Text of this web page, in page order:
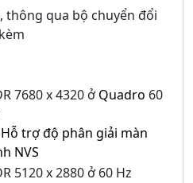
thông qua bộ chuyển đổi
7680 x 4320 ởQuadro 60
trợ độ phân giải màn
NVS
5120 x 2880 ở 60 Hz